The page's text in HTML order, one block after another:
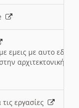
εμεις με αυτο εδω
αρχιτεκτονική
εργασίες